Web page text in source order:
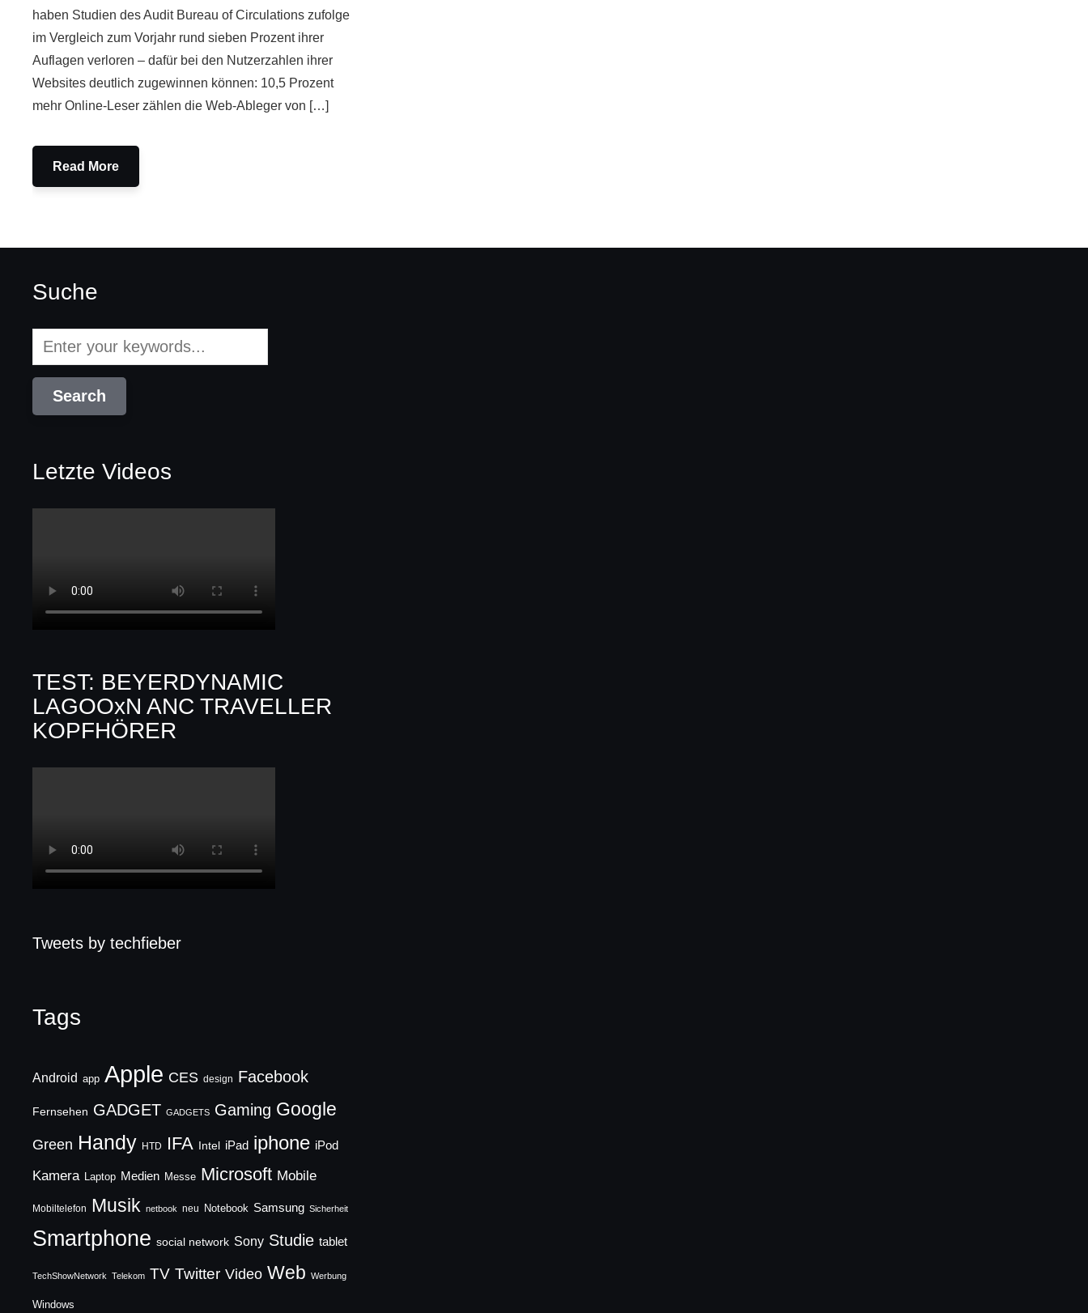
haben Studien des Audit Bureau of Circulations zufolge
im Vergleich zum Vorjahr rund sieben Prozent ihrer
Auflagen verloren – dafür bei den Nutzerzahlen ihrer
Websites deutlich zugewinnen können: 10,5 Prozent
mehr Online-Leser zählen die Web-Ableger von […]
Read More
Suche
Letzte Videos
TEST: BEYERDYNAMIC
LAGOOxN ANC TRAVELLER
KOPFHÖRER
Tweets by techfieber
Tags
Android app Apple CES design Facebook
Fernsehen GADGET GADGETS Gaming Google
Green Handy HTD IFA Intel iPad iphone iPod
Kamera Laptop Medien Messe Microsoft Mobile
Mobiltelefon Musik netbook neu Notebook Samsung Sicherheit
Smartphone social network Sony Studie tablet
TechShowNetwork Telekom TV Twitter Video Web Werbung
Windows